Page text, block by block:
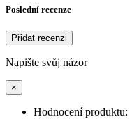
Poslední recenze
Přidat recenzi
Napište svůj názor
×
Hodnocení produktu: